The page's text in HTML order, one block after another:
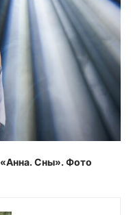
«Анна. Сны». Фото